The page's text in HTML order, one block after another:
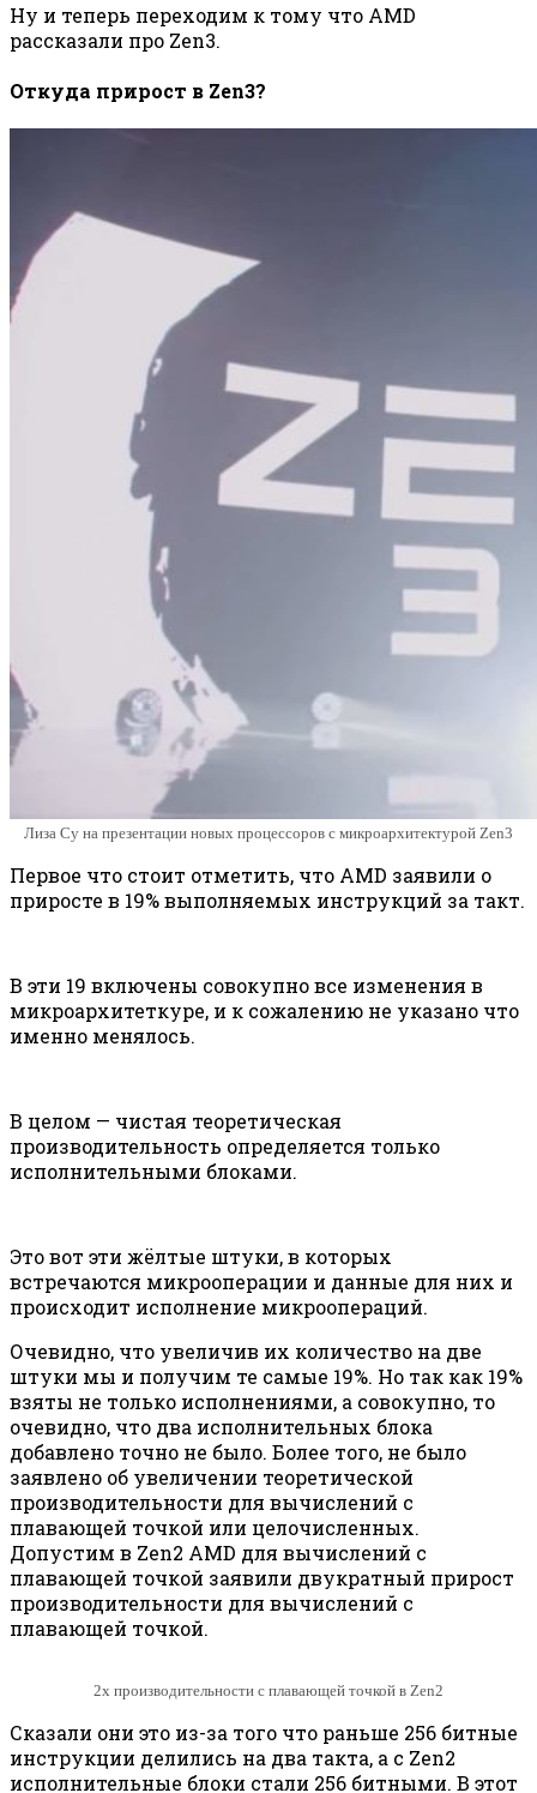
Ну и теперь переходим к тому что AMD
рассказали про Zen3.
Откуда прирост в Zen3?
Лиза Су на презентации новых процессоров с микроархитектурой Zen3
Первое что стоит отметить, что AMD заявили о
приросте в 19% выполняемых инструкций за такт.
В эти 19 включены совокупно все изменения в
микроархитеткуре, и к сожалению не указано что
именно менялось.
В целом — чистая теоретическая
производительность определяется только
исполнительными блоками.
Это вот эти жёлтые штуки, в которых
встречаются микрооперации и данные для них и
происходит исполнение микроопераций.
Очевидно, что увеличив их количество на две
штуки мы и получим те самые 19%. Но так как 19%
взяты не только исполнениями, а совокупно, то
очевидно, что два исполнительных блока
добавлено точно не было. Более того, не было
заявлено об увеличении теоретической
производительности для вычислений с
плавающей точкой или целочисленных.
Допустим в Zen2 AMD для вычислений с
плавающей точкой заявили двукратный прирост
производительности для вычислений с
плавающей точкой.
2x производительности с плавающей точкой в Zen2
Сказали они это из-за того что раньше 256 битные
инструкции делились на два такта, а с Zen2
исполнительные блоки стали 256 битными. В этот